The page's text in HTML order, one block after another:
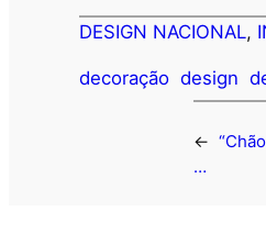
DESIGN NACIONAL,
decoração design
←
…